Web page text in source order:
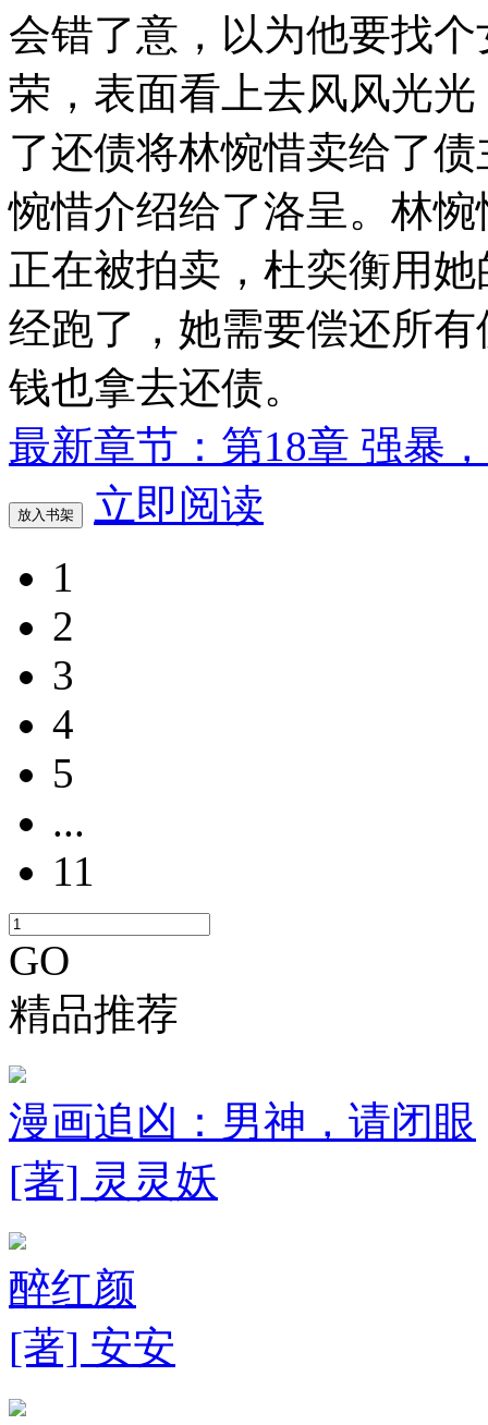
会错了意，以为他要找
荣，表面看上去风风光
了还债将林惋惜卖给了
惋惜介绍给了洛呈。林
正在被拍卖，杜奕衡用
经跑了，她需要偿还所
钱也拿去还债。
最新章节：第18章 强暴
放入书架
立即阅读
1
2
3
4
5
...
11
GO
精品推荐
漫画追凶：男神，请闭眼
[著] 灵灵妖
醉红颜
[著] 安安